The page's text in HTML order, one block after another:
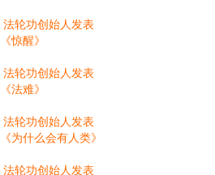
法轮功创始人发表
《惊醒》
法轮功创始人发表
《法难》
法轮功创始人发表
《为什么会有人类》
法轮功创始人发表